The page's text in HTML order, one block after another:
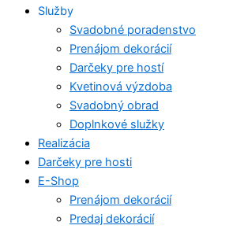
Služby
Svadobné poradenstvo
Prenájom dekorácií
Darčeky pre hostí
Kvetinová výzdoba
Svadobný obrad
Doplnkové služky
Realizácia
Darčeky pre hosti
E-Shop
Prenájom dekorácií
Predaj dekorácií